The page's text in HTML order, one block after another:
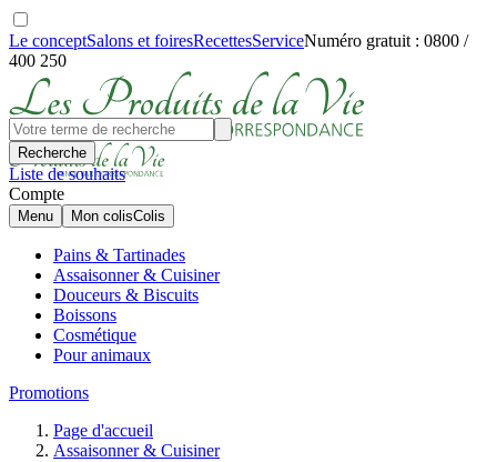
Le conceptSalons et foiresRecettesServiceNuméro gratuit : 0800 /
400 250
Recherche
Liste de souhaits
Compte
Menu Mon colisColis
Pains & Tartinades
Assaisonner & Cuisiner
Douceurs & Biscuits
Boissons
Cosmétique
Pour animaux
Promotions
Page d'accueil
Assaisonner & Cuisiner